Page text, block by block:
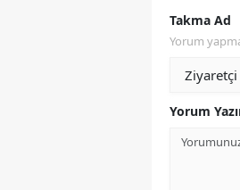
Takma Ad
Yorum
Yorum